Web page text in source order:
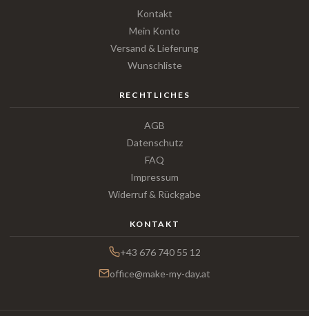
Kontakt
Mein Konto
Versand & Lieferung
Wunschliste
RECHTLICHES
AGB
Datenschutz
FAQ
Impressum
Widerruf & Rückgabe
KONTAKT
+43 676 740 55 12
office@make-my-day.at